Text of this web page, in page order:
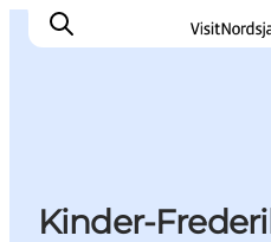
Highlights
Erlebnisse
Kinder-